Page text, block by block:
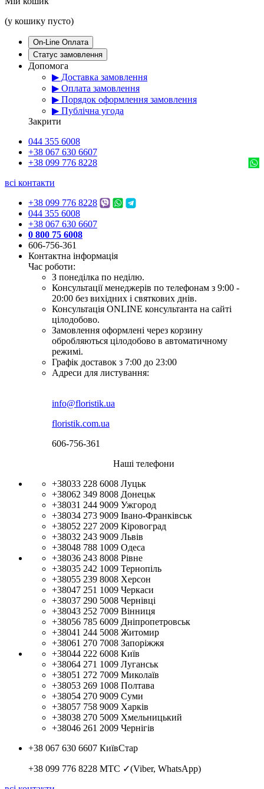
(у кошику пусто)
On-Line Оплата
Статус замовлення
Допомога
▶ Доставка замовлення
▶ Оплата замовлення
▶ Порядок оформлення замовлення
▶ Публічна угода
Закрити
044 355 6008
+38 067 630 6607
+38 099 776 8228
всі контакти
+38 099 776 8228
044 355 6008
+38 067 630 6607
0 800 75 6008
606-756-361
Контактна інформація
Час роботи:
З понеділка по неділю.
Консультації менеджерів по телефонам з 9:00 -
20:00 без вихідних і святкових днів.
Консультація ONLINE консультанта на сайті
цілодобово.
Замовлення оформлені через корзину
обробляються цілодобово в автоматичному
режимі.
Графік доставок з 7:00 до 23:00
Адреси для листування:
info@floristik.ua
floristik.com.ua
606-756-361
Наші телефони
+38033 228 6008 Луцьк
+38062 349 8008 Донецьк
+38031 244 9009 Ужгород
+38034 273 9009 Івано-Франківськ
+38052 227 2009 Кіровоград
+38032 243 9009 Львів
+38048 788 1009 Одеса
+38036 243 8008 Рівне
+38035 242 1009 Тернопіль
+38055 239 8008 Херсон
+38047 251 1009 Черкаси
+38037 290 5008 Чернівці
+38043 252 7009 Вінниця
+38056 785 6009 Дніпропетровськ
+38041 244 5008 Житомир
+38061 270 7008 Запоріжжя
+38044 222 6008 Київ
+38064 271 1009 Луганськ
+38051 272 7009 Миколаїв
+38053 269 1008 Полтава
+38054 270 9009 Суми
+38057 758 9009 Харків
+38038 270 5009 Хмельницький
+38046 261 2009 Чернігів
+38 067 630 6607 КиївСтар
+38 099 776 8228 МТС ✓(Viber, WhatsApp)